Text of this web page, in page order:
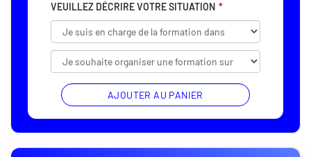
VEUILLEZ DÉCRIRE VOTRE SITUATION
AJOUTER AU PANIER